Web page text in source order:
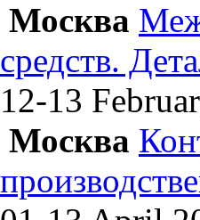
Москва
средств.
12-13
Москва